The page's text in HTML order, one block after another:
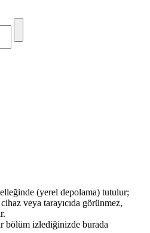
(yerel depolama) tutulur;
veya tarayıcıda görünmez,
bölüm izlediğinizde burada